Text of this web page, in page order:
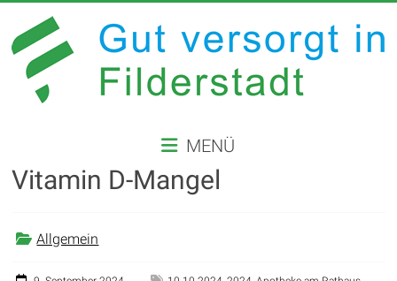
Inhalt
springen
VERSORGT
IN
FILDERSTADT
MENÜ
Vitamin D-Mangel
Allgemein